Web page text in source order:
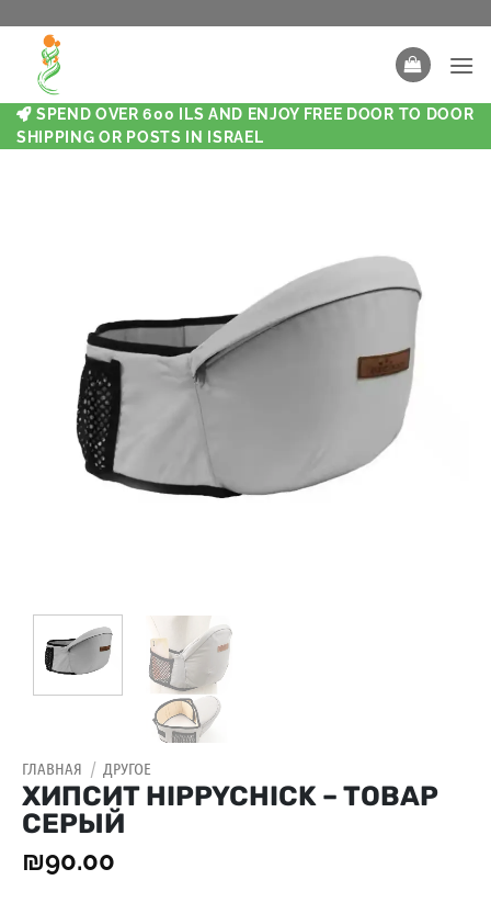
SPEND OVER 600 ILS AND ENJOY FREE DOOR TO DOOR
SHIPPING OR POSTS IN ISRAEL
ГЛАВНАЯ / ДРУГОЕ
ХИПСИТ HIPPYCHICK – ТОВАР
СЕРЫЙ
₪90.00